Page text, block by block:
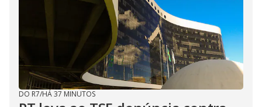
DO R7/HÁ 37 MINUTOS